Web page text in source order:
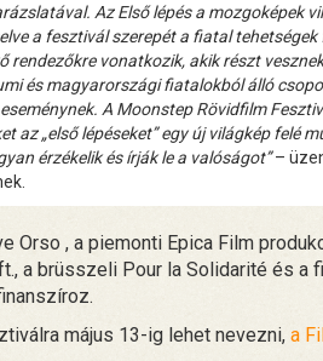
Az Első lépés a mozgoképek
a fesztivál szerepét a fiatal tehetségek
rendezőkre vonatkozik, akik részt
és magyarországi fiatalokból álló
A Moonstep Rövidfilm
az „első lépéseket” egy új világkép felé
érzékelik és írják le a valóságot”–
Orso , a piemonti Epica Film
a brüsszeli Pour la Solidarité és a
május 13-ig lehet nevezni, a